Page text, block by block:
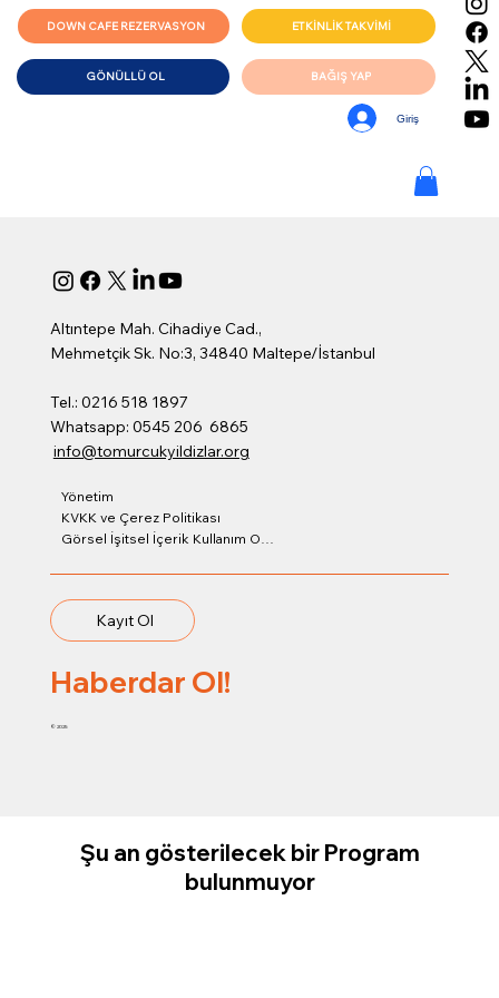
DOWN CAFE REZERVASYON ETKİNLİK TAKVİMİ
GÖNÜLLÜ OL
Giriş
BAĞIŞ YAP
Şu an gösterilecek bir Program
bulunmuyor
© 2025
Haberdar Ol!
Kayıt Ol
Altıntepe Mah. Cihadiye Cad.,
Mehmetçik Sk. No:3, 34840 Maltepe/İstanbul
Tel.: 0216 518 1897
Whatsapp: 0545 206 6865
info@tomurcukyildizlar.org
Yönetim
KVKK ve Çerez Politikası
Görsel İşitsel İçerik Kullanım Onay Formu